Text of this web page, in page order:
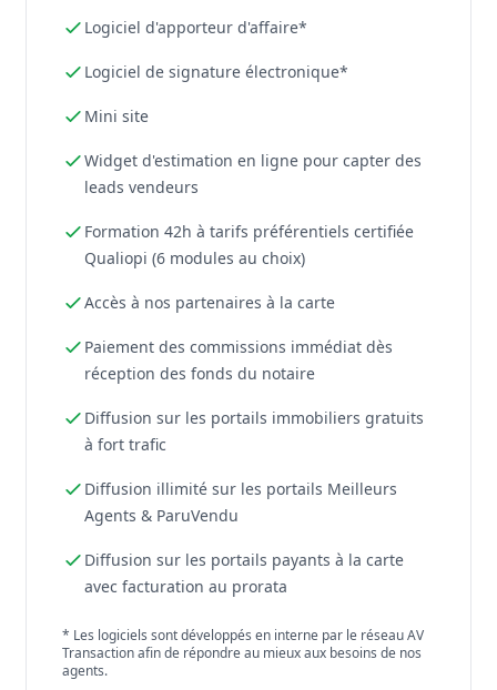
Logiciel d'apporteur d'affaire*
Logiciel de signature électronique*
Mini site
Widget d'estimation en ligne pour capter des
leads vendeurs
Formation 42h à tarifs préférentiels certifiée
Qualiopi (6 modules au choix)
Accès à nos partenaires à la carte
Paiement des commissions immédiat dès
réception des fonds du notaire
Diffusion sur les portails immobiliers gratuits
à fort trafic
Diffusion illimité sur les portails Meilleurs
Agents & ParuVendu
Diffusion sur les portails payants à la carte
avec facturation au prorata
* Les logiciels sont développés en interne par le réseau AV
Transaction afin de répondre au mieux aux besoins de nos
agents.